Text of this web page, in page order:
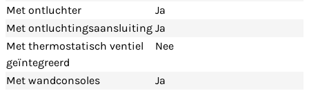
Met ontluchter
Ja
Met ontluchtingsaansluiting Ja
Met thermostatisch ventiel
geïntegreerd
Nee
Met wandconsoles
Ja